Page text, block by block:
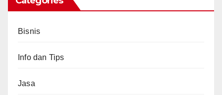
Bisnis
Info dan Tips
Jasa